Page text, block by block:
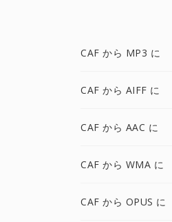
CAF から MP3 に
CAF から AIFF に
CAF から AAC に
CAF から WMA に
CAF から OPUS に